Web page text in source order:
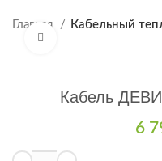
Главная Кабельный
Кабель
6